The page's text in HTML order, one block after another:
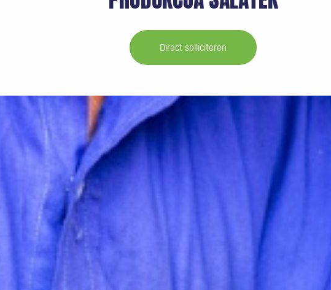
Direct solliciteren